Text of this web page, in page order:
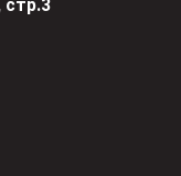
стр.3